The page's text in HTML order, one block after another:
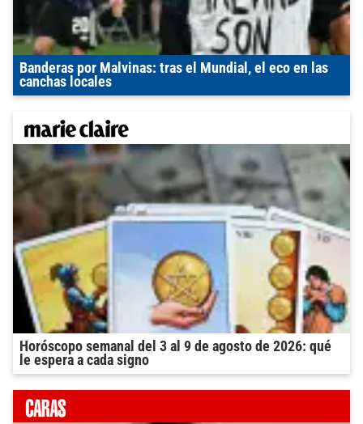
Banderas por Malvinas: tras el Mundial, el eco en las
canchas locales
Horóscopo semanal del 3 al 9 de agosto de 2026: qué
le espera a cada signo